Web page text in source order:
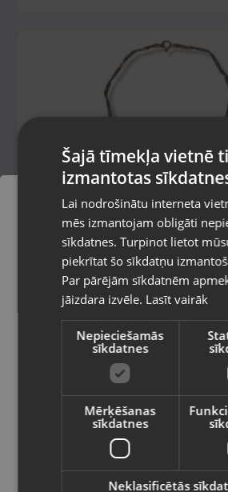
Zelta aproce
Rīga, Jūrmalas gatve 85
Stāvoklis Restaurēts (Garantija 24
108.00€
/mēn.
Zelta aproce
Pasūtījumi tiks
izvēlēto valsti
Vietnes saturs būs attēlots
valodā
Valsts
Latviešu / Latvian
Šajā tīmekļa vietnē
izmantotas
Lai nodrošinātu interneta
mēs izmantojam obligāti
sīkdatnes. Turpinot lietot
piekrītat šo sīkdatņu
Par pārējām sīkdatnēm
jāizdara izvēle. Lasīt vairāk
Nepieciešamās
sīkdatnes
Mērķēšanas
sīkdatnes
Neklasificētās